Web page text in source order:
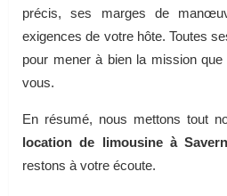
précis, ses marges de
exigences de votre hôte. Toutes
pour mener à bien la mission
vous.
En résumé, nous mettons tout
location de limousine à
restons à votre écoute.